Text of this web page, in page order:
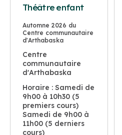
Théâtre enfant
Automne 2026 du
Centre communautaire
d'Arthabaska
Centre
communautaire
d'Arthabaska
Horaire : Samedi de
9h00 à 10h30 (5
premiers cours)
Samedi de 9h00 à
11h00 (5 derniers
cours)